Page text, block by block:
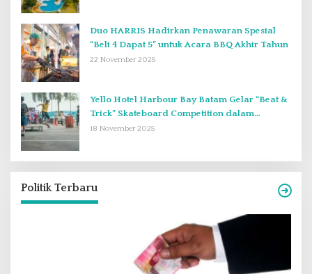
Duo HARRIS Hadirkan Penawaran Spesial
“Beli 4 Dapat 5” untuk Acara BBQ Akhir Tahun
22 November 2025
Yello Hotel Harbour Bay Batam Gelar “Beat &
Trick” Skateboard Competition dalam
Perayaan Anniversary ke-2
18 November 2025
Politik Terbaru